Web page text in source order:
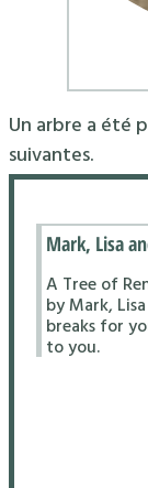
Un arbre a été
suivantes.
Mark, Lisa
A Tree of
by Mark,
breaks for
to you.